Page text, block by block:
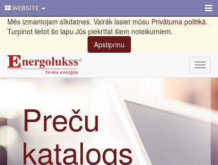
WEBSITE
Mēs izmantojam sīkdatnes. Vairāk lasiet mūsu Privātuma politikā.
Turpinot lietot šo lapu Jūs piekrītat šiem noteikumiem.
Apstiprinu
Preču
katalogs